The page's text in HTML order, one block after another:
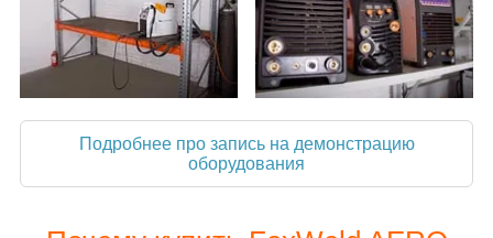
Подробнее про запись на демонстрацию
оборудования